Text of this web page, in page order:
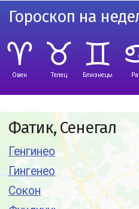
Гороскоп на
Овен Телец Близнецы
Фатик, Сенегал
Генгинео
Гингенео
Сокон